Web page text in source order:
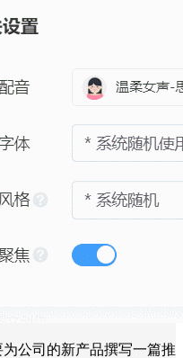
公司的新产品撰写一篇推